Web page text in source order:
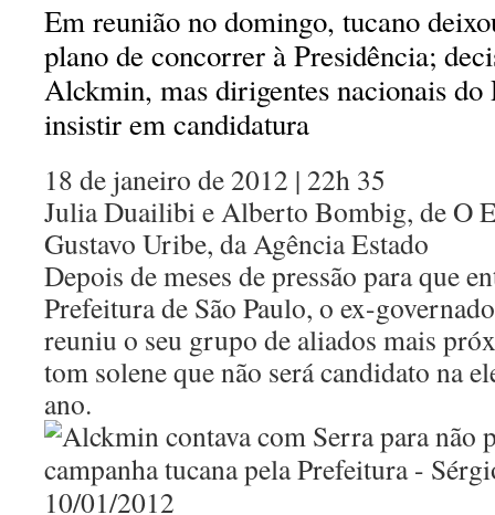
Em reunião no domingo, tucano
plano de concorrer à Presidência;
Alckmin, mas dirigentes nacionais do
insistir em candidatura
18 de janeiro de 2012 | 22h 35
Julia Duailibi e Alberto Bombig, de O
Gustavo Uribe, da Agência Estado
Depois de meses de pressão para que
Prefeitura de São Paulo, o ex-
reuniu o seu grupo de aliados mais
tom solene que não será candidato na
ano.